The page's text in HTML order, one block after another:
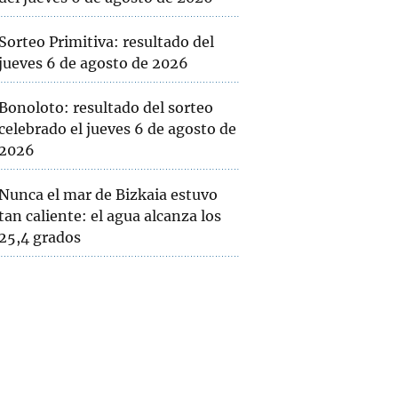
Sorteo Primitiva: resultado del
6 de agosto de 2026
resultado del sorteo
el jueves 6 de agosto de
el mar de Bizkaia estuvo
caliente: el agua alcanza los
grados